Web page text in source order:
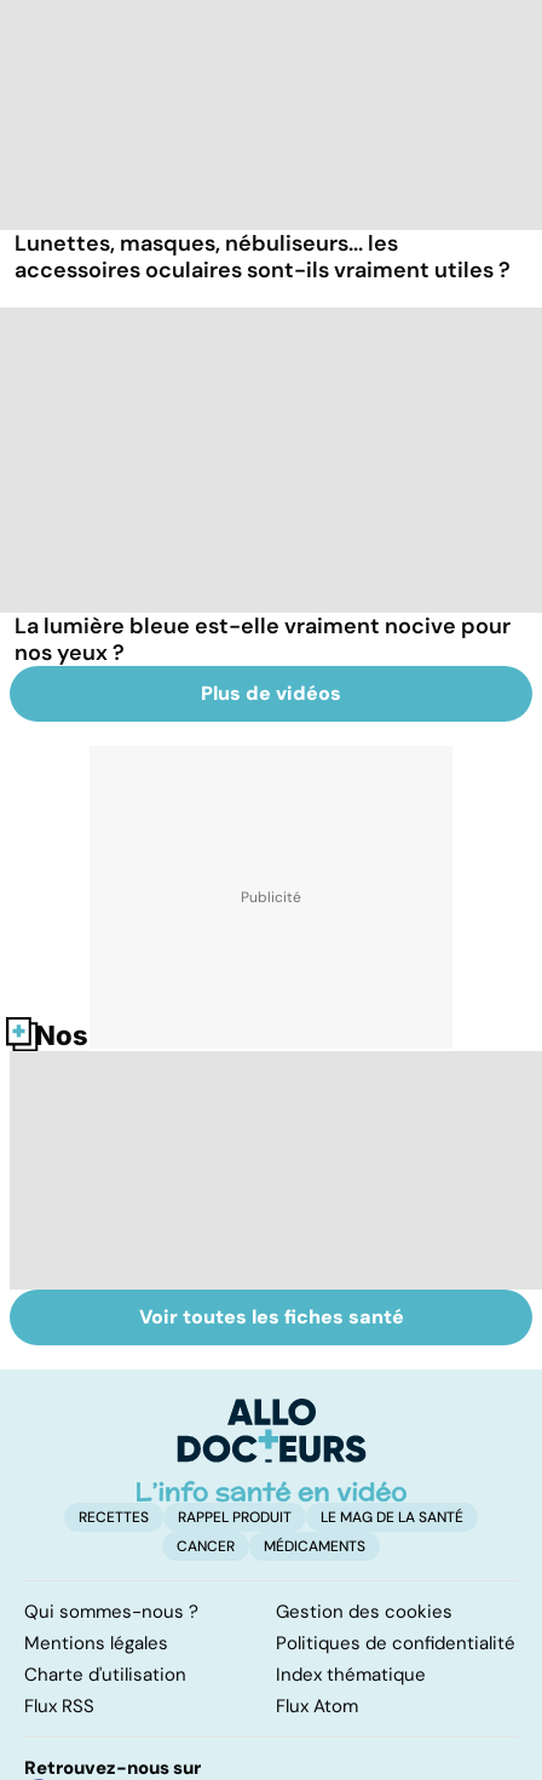
Lunettes, masques, nébuliseurs... les
accessoires oculaires sont-ils vraiment utiles ?
La lumière bleue est-elle vraiment nocive pour
nos yeux ?
Plus de vidéos
Nos fiches santé
Burn-out :
l'épuisement
Vivre après un
cancer
Voir toutes les fiches santé
RECETTES RAPPEL PRODUIT
LE MAG DE LA SANTÉ
CANCER
MÉDICAMENTS
Qui sommes-nous ?
Gestion des cookies
Mentions légales
Politiques de confidentialité
Charte d'utilisation
Index thématique
Flux RSS
Flux Atom
Retrouvez-nous sur